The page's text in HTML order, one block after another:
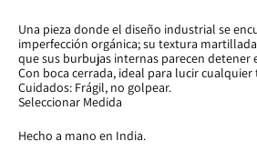
Una pieza donde el diseño industrial se
imperfección orgánica; su textura
que sus burbujas internas parecen detener
Con boca cerrada, ideal para lucir
Cuidados: Frágil, no golpear.
Seleccionar Medida
Hecho a mano en India.